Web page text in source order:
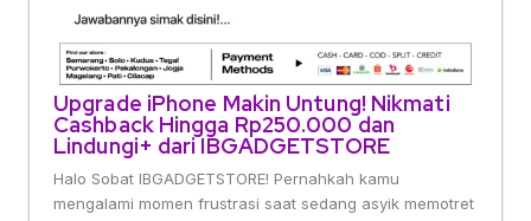
Upgrade iPhone Makin Untung! Nikmati
Cashback Hingga Rp250.000 dan
Lindungi+ dari IBGADGETSTORE
Halo Sobat IBGADGETSTORE! Pernahkah kamu
mengalami momen frustrasi saat sedang asyik memotret